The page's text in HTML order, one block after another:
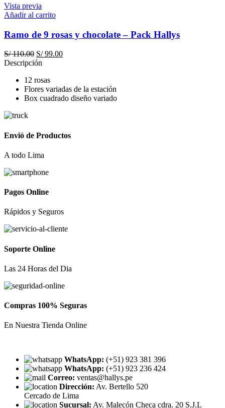
era:
S/ 150.00.
Vista previa
Añadir al carrito
Ramo de 9 rosas y chocolate – Pack Hallys
S/110.00 El
precio
era:
S/ 110.00.
S/99.00El
S/ 99.00.
Descripción
12 rosas
Flores variadas de la estación
Box cuadrado diseño variado
Envió de Productos
A todo Lima
Pagos Online
Rápidos y Seguros
Soporte Online
Las 24 Horas del Dia
Compras 100% Seguras
En Nuestra Tienda Online
WhatsApp: (+51) 923 381 396
WhatsApp: (+51) 923 236 424
Correo: ventas@hallys.pe
Dirección: Av. Bertello 520
Cercado de Lima
Sucursal: Av. Malecón Checa cdra. 20 S.J.L